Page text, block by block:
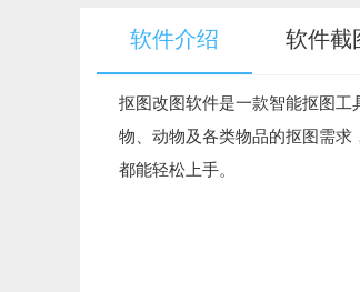
软件介绍 软件截
抠图改图软件是一款智能抠图工
物、动物及各类物品的抠图需
都能轻松上手。